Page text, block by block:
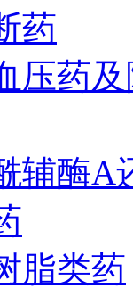
药
压药
辅酶A
脂类药